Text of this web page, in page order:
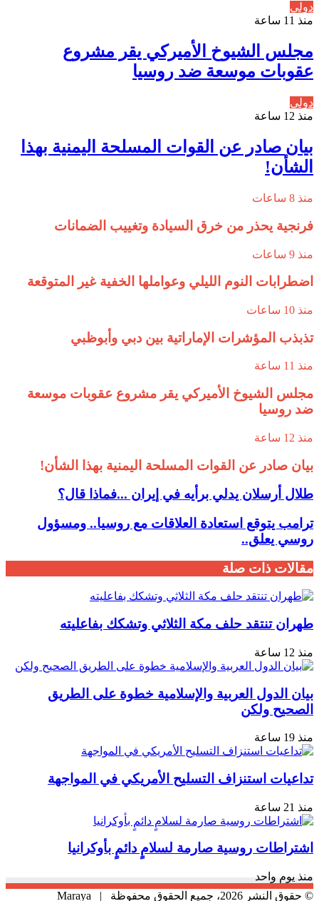
دولي
منذ 11 ساعة
مجلس الشيوخ الأميركي يقر مشروع
عقوبات موسعة ضد روسيا
دولي
منذ 12 ساعة
بيان صادر عن القوات المسلحة اليمنية بهذا
الشأن!
منذ 8 ساعات
فرنجية يحذر من خرق السيادة وتغييب الضمانات
منذ 9 ساعات
اضطرابات النوم الليلي وعواملها الخفية غير المتوقعة
منذ 10 ساعات
تذبذب المؤشرات الإماراتية بين دبي وأبوظبي
منذ 11 ساعة
مجلس الشيوخ الأميركي يقر مشروع عقوبات موسعة
ضد روسيا
منذ 12 ساعة
بيان صادر عن القوات المسلحة اليمنية بهذا الشأن!
طلال أرسلان يدلي برأيه في إيران ...فماذا قال؟
ترامب يتوقع استعادة العلاقات مع روسيا.. ومسؤول
روسي يعلق..
مقالات ذات صلة
طهران تنتقد حلف مكة الثلاثي وتشكك بفاعليته
منذ 12 ساعة
بيان الدول العربية والإسلامية خطوة على الطريق
الصحيح ولكن
منذ 19 ساعة
تداعيات استنزاف التسليح الأمريكي في المواجهة
منذ 21 ساعة
اشتراطات روسية صارمة لسلامٍ دائمٍ بأوكرانيا
منذ يوم واحد
© حقوق النشر 2026، جميع الحقوق محفوظة |
Maraya